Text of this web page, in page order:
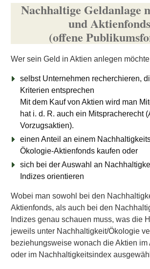
Nachhaltige Geldanlage
und Aktienfonds
(offene
Wer sein Geld in Aktien anlegen
selbst Unternehmen recherchieren,
Kriterien entsprechen
Mit dem Kauf von Aktien wird man
hat i. d. R. auch ein Mitspracherecht
Vorzugsaktien).
einen Anteil an einem
Ökologie-Aktienfonds kaufen oder
sich bei der Auswahl an
Indizes orientieren
Wobei man sowohl bei den
Aktienfonds, als auch bei den
Indizes genau schauen muss, was die
jeweils unter Nachhaltigkeit/Ökologie
beziehungsweise wonach die Aktien im
oder im Nachhaltigkeitsindex